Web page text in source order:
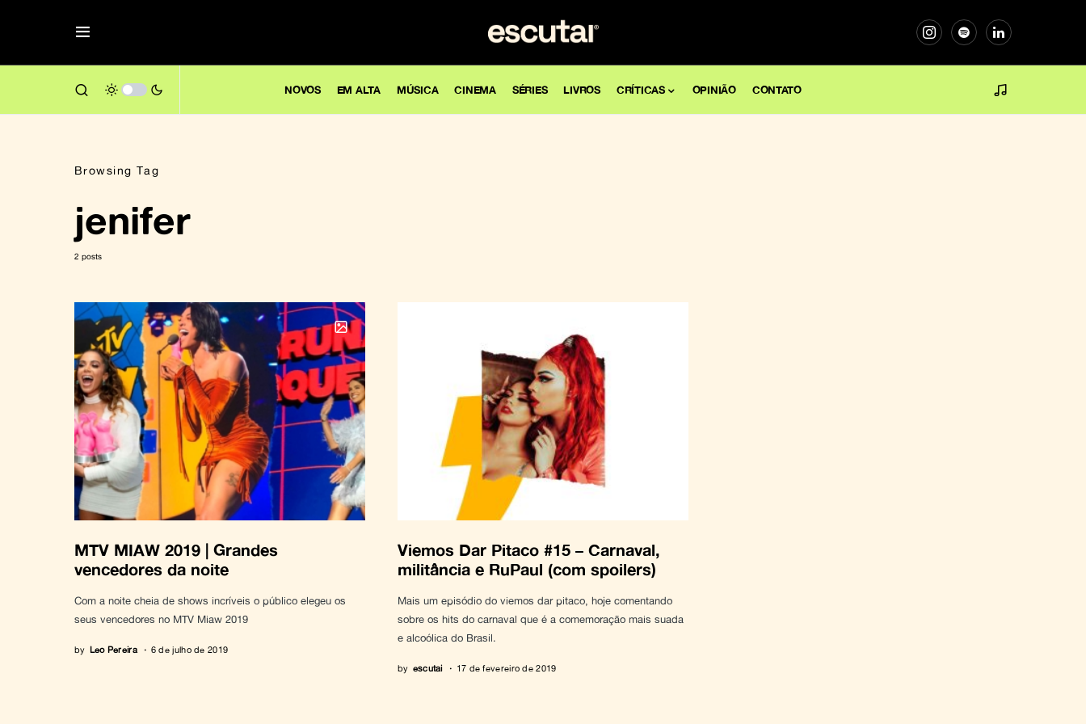
NOVOS EM ALTA MÚSICA CINEMA SÉRIES LIVROS CRÍTICAS OPINIÃO CONTATO
Browsing Tag
jenifer
2 posts
MTV MIAW 2019 | Grandes
vencedores da noite
Com a noite cheia de shows incríveis o público elegeu os
seus vencedores no MTV Miaw 2019
by Leo Pereira 6 de julho de 2019
Viemos Dar Pitaco #15 – Carnaval,
militância e RuPaul (com spoilers)
Mais um episódio do viemos dar pitaco, hoje comentando
sobre os hits do carnaval que é a comemoração mais suada
e alcoólica do Brasil.
by escutai 17 de fevereiro de 2019